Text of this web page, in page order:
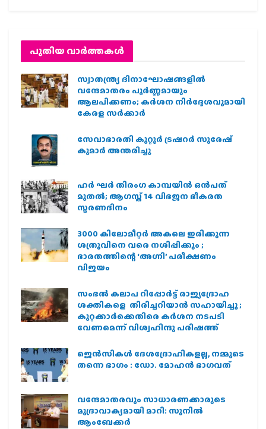
പുതിയ വാര്‍ത്തകള്‍
സ്വാതന്ത്ര്യ ദിനാഘോഷങ്ങളിൽ
വന്ദേമാതരം പൂർണ്ണമായും
ആലപിക്കണം; കർശന നിർദ്ദേശവുമായി
കേരള സർക്കാർ
സേവാഭാരതി കുറ്റൂർ ട്രഷറർ സുരേഷ്
കുമാർ അന്തരിച്ചു
ഹര്‍ ഘര്‍ തിരംഗ കാമ്പയിന്‍ ഒന്‍പത്
മുതല്‍; ആഗസ്ത് 14 വിഭജന ഭീകരത
സ്മരണദിനം
3000 കിലോമീറ്റർ അകലെ ഇരിക്കുന്ന
ശത്രുവിനെ വരെ നശിപ്പിക്കും ;
ഭാരതത്തിന്റെ ‘അഗ്നി’ പരീക്ഷണം
വിജയം
സംഭൽ കലാപ റിപ്പോർട്ട് രാജ്യദ്രോഹ
ശക്തികളെ തിരിച്ചറിയാൻ സഹായിച്ചു ;
കുറ്റക്കാർക്കെതിരെ കർശന നടപടി
വേണമെന്ന് വിശ്വഹിന്ദു പരിഷത്ത്
ജെന്‍സികള്‍ ദേശദ്രോഹികളല്ല, നമ്മുടെ
തന്നെ ഭാഗം : ഡോ. മോഹന്‍ ഭാഗവത്
വന്ദേമാതരവും സാധാരണക്കാരുടെ
മുദ്രാവാക്യമായി മാറി: സുനിൽ
ആംബേക്കർ